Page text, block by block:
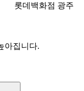
롯데백화점 광주
아집니다.